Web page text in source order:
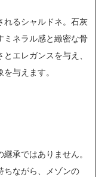
れるシャルドネ。石灰
ミネラル感と緻密な骨
エレガンスを与え、
与えます。
承ではありません。
ちながら、メゾンの